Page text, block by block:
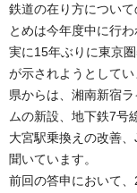
鉄道の在り方につい
とめは今年度中に行
実に15年ぶりに東京
が示されようとしてい
県からは、湘南新宿
ムの新設、地下鉄7号
大宮駅乗換えの改善
聞いています。
前回の答申において